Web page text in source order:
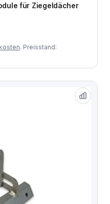
für Ziegeldächer
. Preisstand: